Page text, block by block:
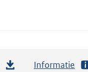
Informatie